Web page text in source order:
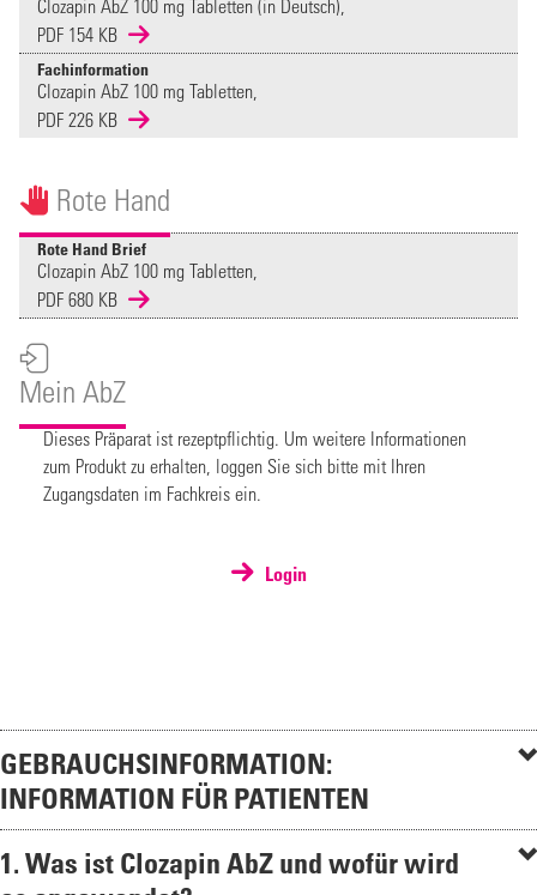
Clozapin AbZ 100 mg Tabletten (in Deutsch),
PDF 154 KB
Fachinformation
Clozapin AbZ 100 mg Tabletten,
PDF 226 KB
Rote Hand
Rote Hand Brief
Clozapin AbZ 100 mg Tabletten,
PDF 680 KB
Mein AbZ
Dieses Präparat ist rezeptpflichtig. Um weitere Informationen
zum Produkt zu erhalten, loggen Sie sich bitte mit Ihren
Zugangsdaten im Fachkreis ein.
Login
GEBRAUCHSINFORMATION:
INFORMATION FÜR PATIENTEN
1. Was ist Clozapin AbZ und wofür wird